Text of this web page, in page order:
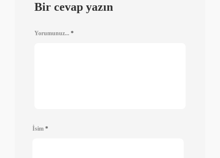
Bir cevap yazın
Yorumunuz... *
İsim *